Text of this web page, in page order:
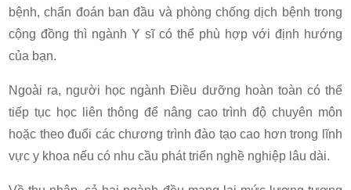
bệnh, chẩn đoán ban đầu và phòng chống dịch bệnh trong
cộng đồng thì ngành Y sĩ có thể phù hợp với định hướng
của bạn.
Ngoài ra, người học ngành Điều dưỡng hoàn toàn có thể
tiếp tục học liên thông để nâng cao trình độ chuyên môn
hoặc theo đuổi các chương trình đào tạo cao hơn trong lĩnh
vực y khoa nếu có nhu cầu phát triển nghề nghiệp lâu dài.